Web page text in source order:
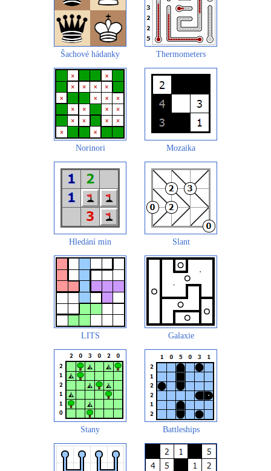
Šachové hádanky Thermometers
Norinori Mozaika
Hledání min Slant
LITS Galaxie
Stany Battleships